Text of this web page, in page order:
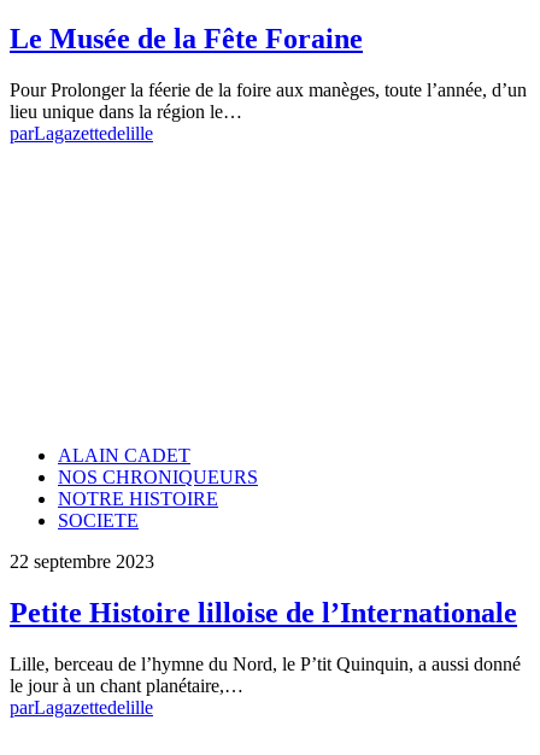
Le Musée de la Fête Foraine
Pour Prolonger la féerie de la foire aux manèges, toute l’année, d’un
lieu unique dans la région le…
parLagazettedelille
ALAIN CADET
NOS CHRONIQUEURS
NOTRE HISTOIRE
SOCIETE
22 septembre 2023
Petite Histoire lilloise de l’Internationale
Lille, berceau de l’hymne du Nord, le P’tit Quinquin, a aussi donné
le jour à un chant planétaire,…
parLagazettedelille